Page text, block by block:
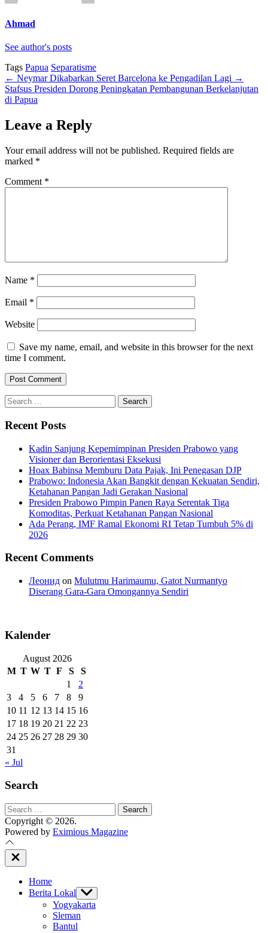
Ahmad
See author's posts
Tags Papua Separatisme
← Neymar Dikabarkan Seret Barcelona ke Pengadilan Lagi →
Stafsus Presiden Dorong Peningkatan Pembangunan Berkelanjutan
di Papua
Leave a Reply
Your email address will not be published. Required fields are
marked *
Comment *
Name *
Email *
Website
Save my name, email, and website in this browser for the next
time I comment.
Search
for:
Recent Posts
Kadin Sanjung Kepemimpinan Presiden Prabowo yang
Visioner dan Berorientasi Eksekusi
Hoax Babinsa Memburu Data Pajak, Ini Penegasan DJP
Prabowo: Indonesia Akan Bangkit dengan Kekuatan Sendiri,
Ketahanan Pangan Jadi Gerakan Nasional
Presiden Prabowo Pimpin Panen Raya Serentak Tiga
Komoditas, Perkuat Ketahanan Pangan Nasional
Ada Perang, IMF Ramal Ekonomi RI Tetap Tumbuh 5% di
2026
Recent Comments
Леонид on Mulutmu Harimaumu, Gatot Nurmantyo
Diserang Gara-Gara Omongannya Sendiri
Kalender
August 2026
M T W T F S
S
1
2
3
4 5 6 7 8
9
10 11 12 13 14 15 16
17 18 19 20 21 22 23
24 25 26 27 28 29 30
31
« Jul
Search
Search
for:
Copyright © 2026.
Powered by Eximious Magazine
Close
Off
Home
Berita Lokal Show
sub
menu
Yogyakarta
Sleman
Bantul